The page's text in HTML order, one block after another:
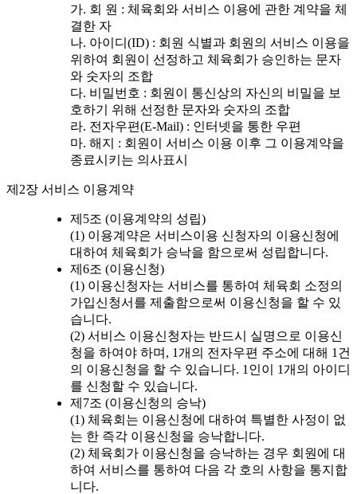
가. 회 원 : 체육회와 서비스 이용에 관한 계약을 체
결한 자
나. 아이디(ID) : 회원 식별과 회원의 서비스 이용을
위하여 회원이 선정하고 체육회가 승인하는 문자
와 숫자의 조합
다. 비밀번호 : 회원이 통신상의 자신의 비밀을 보
호하기 위해 선정한 문자와 숫자의 조합
라. 전자우편(E-Mail) : 인터넷을 통한 우편
마. 해지 : 회원이 서비스 이용 이후 그 이용계약을
종료시키는 의사표시
제2장 서비스 이용계약
제5조 (이용계약의 성립)
(1) 이용계약은 서비스이용 신청자의 이용신청에
대하여 체육회가 승낙을 함으로써 성립합니다.
제6조 (이용신청)
(1) 이용신청자는 서비스를 통하여 체육회 소정의
가입신청서를 제출함으로써 이용신청을 할 수 있
습니다.
(2) 서비스 이용신청자는 반드시 실명으로 이용신
청을 하여야 하며, 1개의 전자우편 주소에 대해 1건
의 이용신청을 할 수 있습니다. 1인이 1개의 아이디
를 신청할 수 있습니다.
제7조 (이용신청의 승낙)
(1) 체육회는 이용신청에 대하여 특별한 사정이 없
는 한 즉각 이용신청을 승낙합니다.
(2) 체육회가 이용신청을 승낙하는 경우 회원에 대
하여 서비스를 통하여 다음 각 호의 사항을 통지합
니다.